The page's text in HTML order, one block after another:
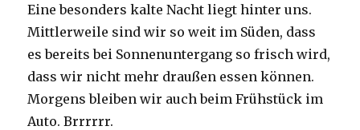
Eine besonders kalte Nacht liegt hinter uns.
Mittlerweile sind wir so weit im Süden, dass
es bereits bei Sonnenuntergang so frisch wird,
dass wir nicht mehr draußen essen können.
Morgens bleiben wir auch beim Frühstück im
Auto. Brrrrrr.